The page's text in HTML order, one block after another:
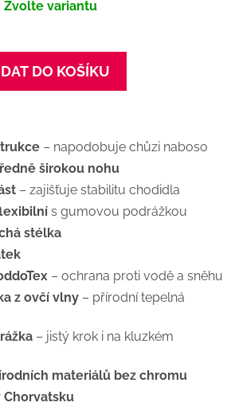
Zvolte variantu
DO KOŠÍKU
– napodobuje chůzi naboso
širokou nohu
– zajišťuje stabilitu chodidla
s gumovou podrážkou
stélka
– ochrana proti vodě a sněhu
z ovčí vlny – přírodní tepelná
– jistý krok i na kluzkém
materiálů bez chromu
Chorvatsku